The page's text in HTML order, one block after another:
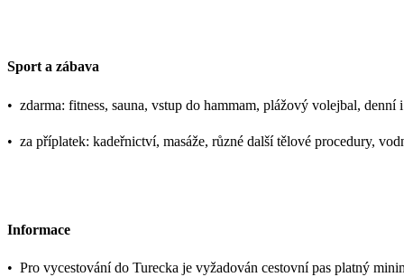
Sport a zábava
• zdarma: fitness, sauna, vstup do hammam, plážový volejbal,
• za příplatek: kadeřnictví, masáže, různé další tělové procedury,
Informace
• Pro vycestování do Turecka je vyžadován cestovní pas platný